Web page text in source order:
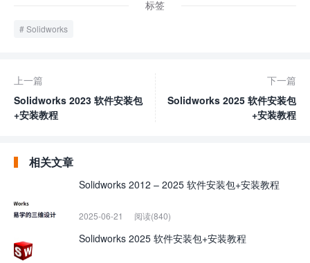
标签
Solidworks
上一篇
Solidworks 2023 软件安装包
+安装教程
下一篇
Solidworks 2025 软件安装包
+安装教程
相关文章
Solidworks 2012 – 2025 软件安装包+安装教程
2025-06-21 阅读(840)
Solidworks 2025 软件安装包+安装教程